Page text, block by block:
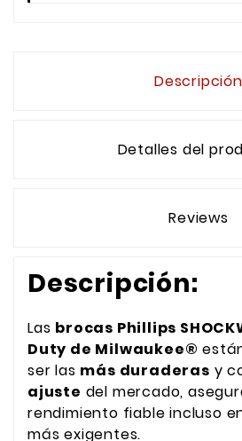
Descripción
Detalles del
Reviews
Descripción:
Las brocas Phillips
Duty de Milwaukee®
ser las más duraderas y
ajuste del mercado,
rendimiento fiable incluso
más exigentes.